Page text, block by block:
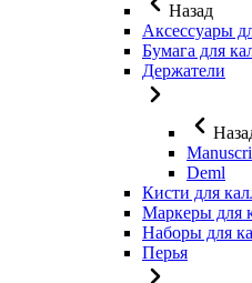
Назад
Аксессуары
Бумага для
Держатели
Deml
Кисти для
Маркеры для
Наборы для
Перья